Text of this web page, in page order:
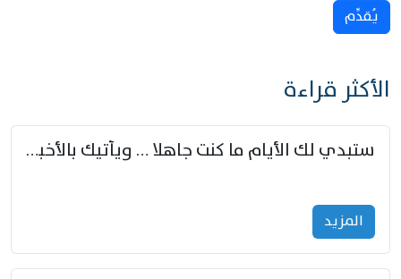
يُقدِّم
الأكثر قراءة
ستبدي لك الأيام ما كنت جاهلا … ويأتيك بالأخبار من لم تزوّد
المزید